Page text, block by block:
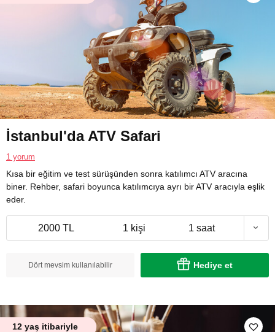
İstanbul'da ATV Safari
1 yorum
Kısa bir eğitim ve test sürüşünden sonra katılımcı ATV aracına
biner. Rehber, safari boyunca katılımcıya ayrı bir ATV aracıyla eşlik
eder.
2000 TL 1 kişi 1 saat
Dört mevsim kullanılabilir Hediye et
12 yaş itibariyle